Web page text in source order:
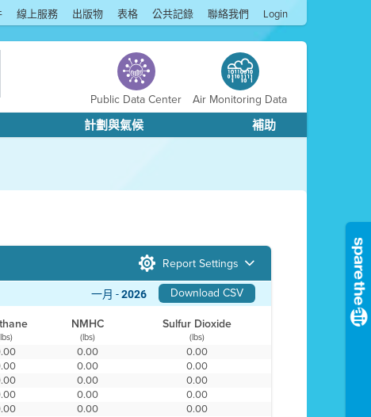
線上服務 出版物 表格 公共記錄 聯絡我們 Login
Public Data Center Air Monitoring Data
計劃與氣候 補助
Report Settings
Download CSV
一月 -2026
NMHC Sulfur Dioxide
(lbs) (lbs)
0.00
0.00
0.00
0.00
0.00
0.00
0.00
0.00
0.00
0.00